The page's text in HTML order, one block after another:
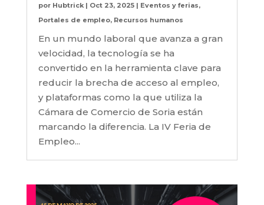
por Hubtrick| Oct 23, 2025| Eventos y ferias,
Portales de empleo, Recursos humanos
En un mundo laboral que avanza a gran
velocidad, la tecnología se ha
convertido en la herramienta clave para
reducir la brecha de acceso al empleo,
y plataformas como la que utiliza la
Cámara de Comercio de Soria están
marcando la diferencia. La IV Feria de
Empleo...